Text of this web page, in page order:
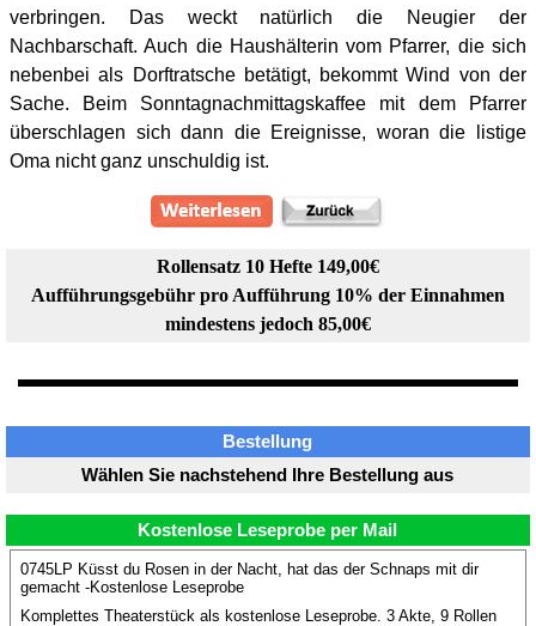
verbringen. Das weckt natürlich die Neugier der
Nachbarschaft. Auch die Haushälterin vom Pfarrer, die sich
nebenbei als Dorftratsche betätigt, bekommt Wind von der
Sache. Beim Sonntagnachmittagskaffee mit dem Pfarrer
überschlagen sich dann die Ereignisse, woran die listige
Oma nicht ganz unschuldig ist.
Rollensatz 10 Hefte 149,00€
Aufführungsgebühr pro Aufführung 10% der Einnahmen
mindestens jedoch 85,00€
Bestellung
Wählen Sie nachstehend Ihre Bestellung aus
Kostenlose Leseprobe per Mail
0745LP Küsst du Rosen in der Nacht, hat das der Schnaps mit dir
gemacht -Kostenlose Leseprobe
Komplettes Theaterstück als kostenlose Leseprobe. 3 Akte, 9 Rollen